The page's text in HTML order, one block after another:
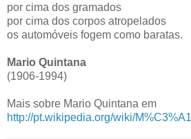
por cima dos gramados
por cima dos corpos atropelados
os automóveis fogem como baratas.
Mario Quintana
(1906-1994)
Mais sobre Mario Quintana em
http://pt.wikipedia.org/wiki/